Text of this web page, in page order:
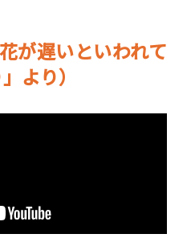
が遅いといわれて
より）